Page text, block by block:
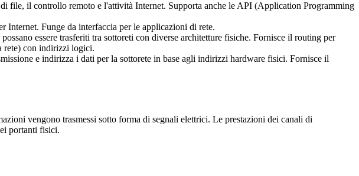
file, il controllo remoto e l'attività Internet. Supporta anche le API (Application Programming
Funge da interfaccia per le applicazioni di rete.
essere trasferiti tra sottoreti con diverse architetture fisiche. Fornisce il routing per
rete) con indirizzi logici.
e indirizza i dati per la sottorete in base agli indirizzi hardware fisici. Fornisce il
vengono trasmessi sotto forma di segnali elettrici. Le prestazioni dei canali di
portanti fisici.